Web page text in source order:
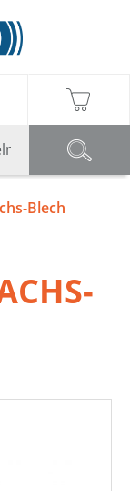
Blech